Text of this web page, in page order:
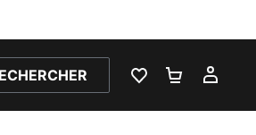
LISTE DEPANIER 0